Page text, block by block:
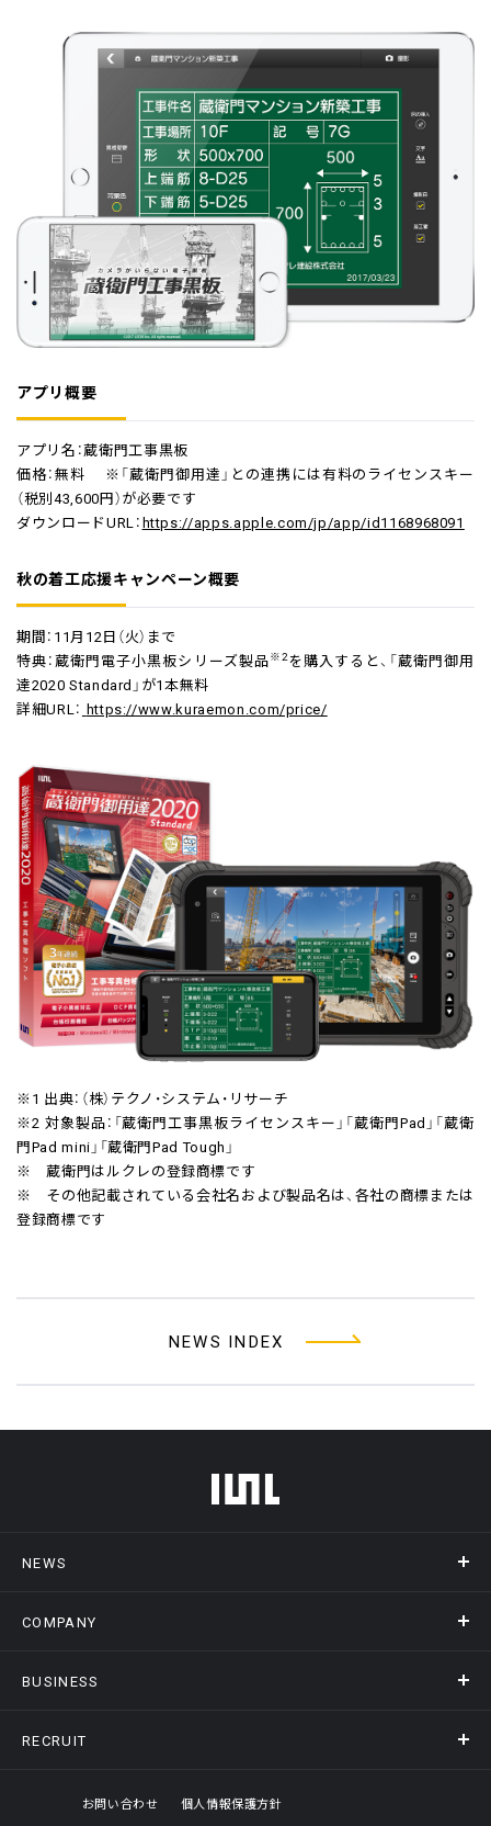
アプリ概要
アプリ名：蔵衛門工事黒板
価格：無料 ※「蔵衛門御用達」との連携には有料のライセンスキー
（税別43,600円）が必要です
ダウンロードURL：https://apps.apple.com/jp/app/id1168968091
秋の着工応援キャンペーン概要
期間：11月12日（火）まで
特典：蔵衛門電子小黒板シリーズ製品※2を購入すると、「蔵衛門御用
達2020 Standard」が1本無料
詳細URL： https://www.kuraemon.com/price/
※1 出典：（株）テクノ・システム・リサーチ
※2 対象製品：「蔵衛門工事黒板ライセンスキー」「蔵衛門Pad」「蔵衛
門Pad mini」「蔵衛門Pad Tough」
※ 蔵衛門はルクレの登録商標です
※ その他記載されている会社名および製品名は、各社の商標または
登録商標です
NEWS INDEX
フッターメニュー
NEWS
ニュース
COMPANY
会社概要
オフィスギャラリー
BUSINESS
事業情報トップ
RECRUIT
採用情報トップ
お問い合わせ 個人情報保護方針